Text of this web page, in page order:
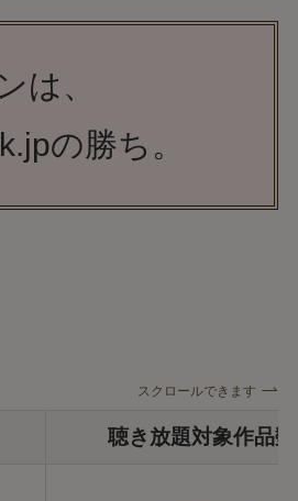
は、
の勝ち。
スクロールできます
聴き放題対象作品数